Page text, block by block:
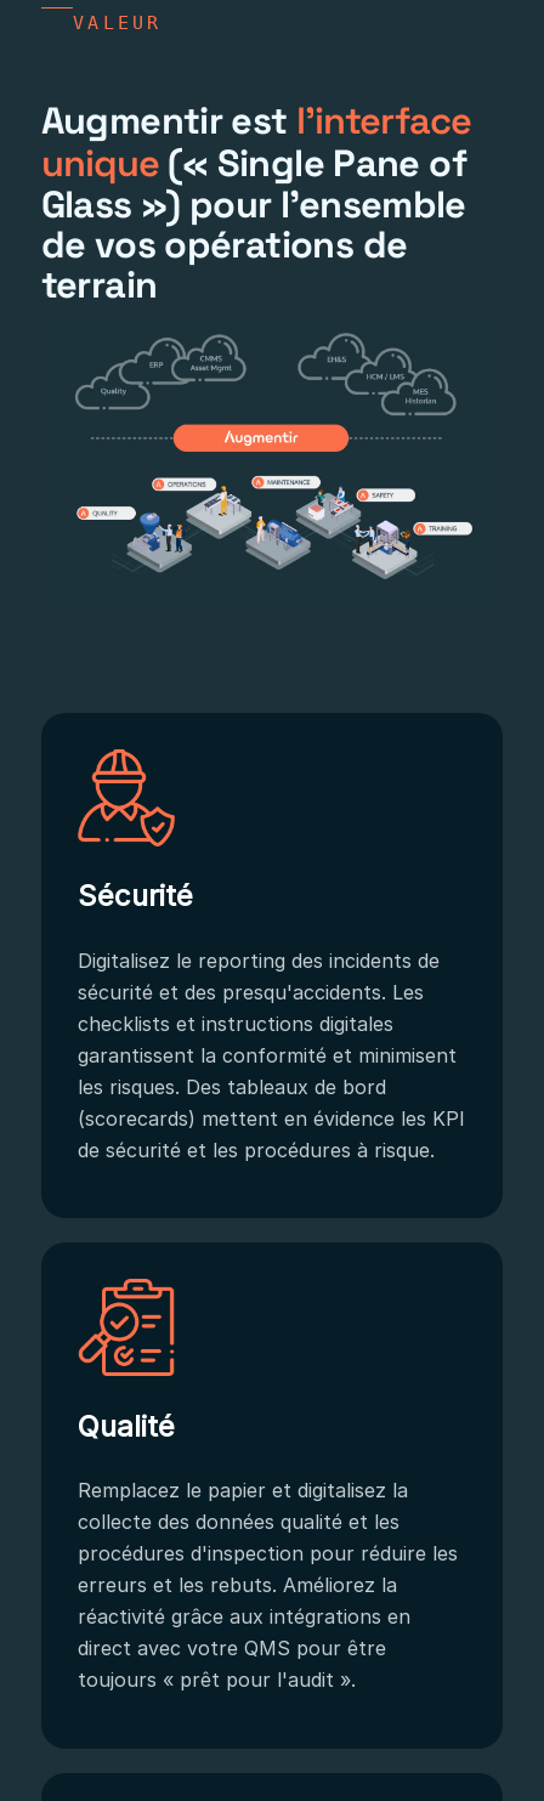
VALEUR
Augmentir est l'interface
unique (« Single Pane of
Glass ») pour l'ensemble
de vos opérations de
terrain
Sécurité
Digitalisez le reporting des incidents de
sécurité et des presqu'accidents. Les
checklists et instructions digitales
garantissent la conformité et minimisent
les risques. Des tableaux de bord
(scorecards) mettent en évidence les KPI
de sécurité et les procédures à risque.
Qualité
Remplacez le papier et digitalisez la
collecte des données qualité et les
procédures d'inspection pour réduire les
erreurs et les rebuts. Améliorez la
réactivité grâce aux intégrations en
direct avec votre QMS pour être
toujours « prêt pour l'audit ».